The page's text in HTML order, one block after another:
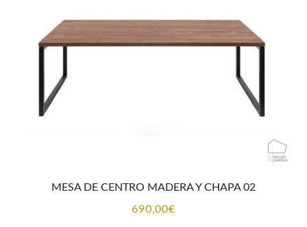
MESA DE CENTRO MADERA Y CHAPA 02
690,00€